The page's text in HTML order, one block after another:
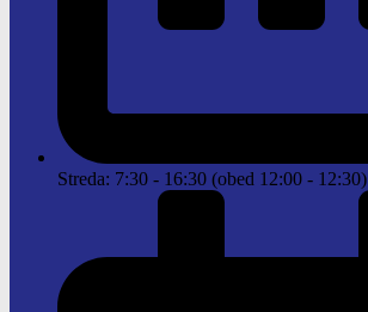
Streda: 7:30 - 16:30 (obed 12:00 - 12:30)